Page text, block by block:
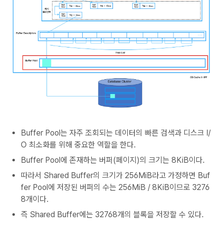
Buffer Pool는 자주 조회되는 데이터의 빠른 검색과 디스크 I/
O 최소화를 위해 중요한 역할을 한다.
Buffer Pool에 존재하는 버퍼(페이지)의 크기는 8KiB이다.
따라서 Shared Buffer의 크기가 256MiB라고 가정하면 Buf
fer Pool에 저장된 버퍼의 수는 256MiB / 8KiB이므로 3276
8개이다.
즉 Shared Buffer에는 32768개의 블록을 저장할 수 있다.